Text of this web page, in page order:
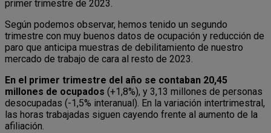
primer trimestre de 2023.
Según podemos observar, hemos tenido un segundo
trimestre con muy buenos datos de ocupación y reducción de
paro que anticipa muestras de debilitamiento de nuestro
mercado de trabajo de cara al resto de 2023.
En el primer trimestre del año se contaban 20,45
millones de ocupados (+1,8%), y 3,13 millones de personas
desocupadas (-1,5% interanual). En la variación intertrimestral,
las horas trabajadas siguen cayendo frente al aumento de la
afiliación.